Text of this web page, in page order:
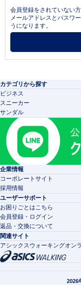
会員登録をされていない
メールアドレスとパスワ
うになります。
カテゴリから探す
ビジネス
スニーカー
サンダル
企業情報
コーポレートサイト
採用情報
ユーザーサポート
お困りごとはこちら
会員登録・ログイン
返品・交換について
関連サイト
アシックスウォーキングオン
2026